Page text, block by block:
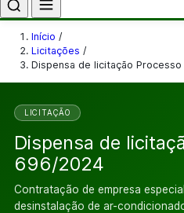
Início /
Licitações /
Dispensa de licitação
LICITAÇÃO
Dispensa de
696/2024
Contratação de empresa
desinstalação de ar-